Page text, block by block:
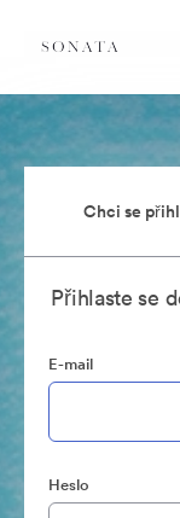
Chci se
Přihlaste se
E-mail
Heslo